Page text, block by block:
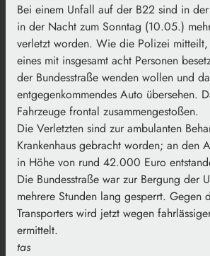
Bei einem Unfall auf der B22 sind in
in der Nacht zum Sonntag (10.05.)
verletzt worden. Wie die Polizei mitteilt,
eines mit insgesamt acht Personen
der Bundesstraße wenden wollen und
entgegenkommendes Auto übersehen.
Fahrzeuge frontal zusammengestoßen.
Die Verletzten sind zur ambulanten
Krankenhaus gebracht worden; an den
in Höhe von rund 42.000 Euro
Die Bundesstraße war zur Bergung der
mehrere Stunden lang gesperrt. Gegen
Transporters wird jetzt wegen
ermittelt.
tas